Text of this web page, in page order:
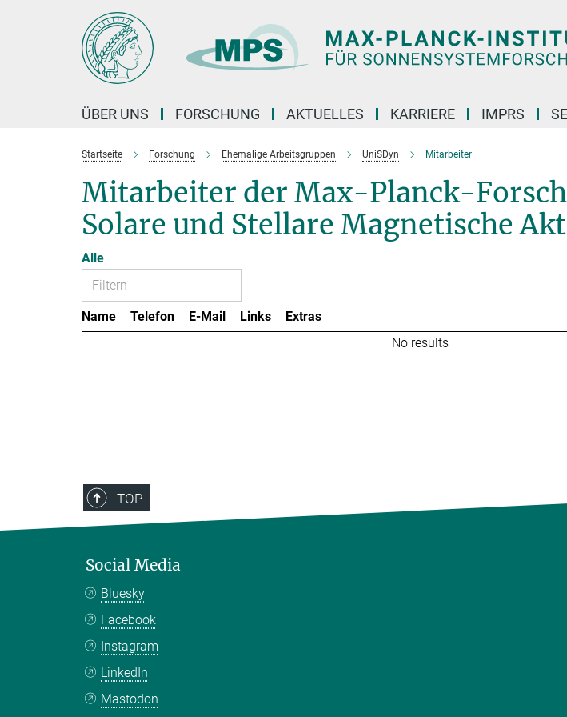
ÜBER UNS FORSCHUNG AKTUELLES KARRIERE IMPRS
Startseite Forschung Ehemalige Arbeitsgruppen UniSDyn Mitarbeiter
Mitarbeiter der Max-Planck-
Solare und Stellare Magnetische
Alle
Name Telefon E-Mail Links
Extras
No results
TOP
Social Media
Bluesky
Facebook
Instagram
LinkedIn
Mastodon